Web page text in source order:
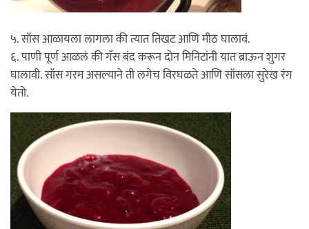
५. सॉस आळायला लागला की त्यात तिखट आणि मीठ घालावं.
६. पाणी पूर्ण आळलं की गॅस बंद करून दोन मिनिटांनी यात ब्राऊन शुगर
घालावी. सॉस गरम असल्याने ती लगेच विरघळते आणि सॉसला सुरेख रंग
येतो.